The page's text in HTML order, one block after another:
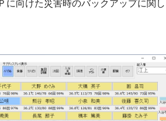
向けた災害時のバックアップに関し